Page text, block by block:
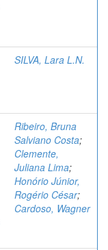
SILVA, Lara L.N.
Ribeiro, Bruna
Salviano Costa;
Clemente,
Juliana Lima;
Honório Júnior,
Rogério César;
Cardoso, Wagner